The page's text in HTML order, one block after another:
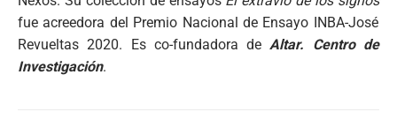
fue acreedora del Premio Nacional de Ensayo INBA-José
Revueltas 2020. Es co-fundadora deAltar. Centro de
Investigación.